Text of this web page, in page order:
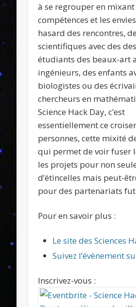
à se regrouper en mixant
compétences et les
hasard des rencontres,
scientifiques avec des
étudiants des beaux-art
ingénieurs, des enfants
biologistes ou des
chercheurs en
Science Hack Day, c’est
essentiellement ce
personnes, cette mixité
qui permet de voir fuser
les projets pour non
d’étincelles mais peut-
pour des partenariats
Pour en savoir plus :
Le site des Sciences
Suivez l’évènement
Inscrivez-vous :